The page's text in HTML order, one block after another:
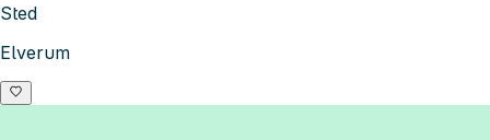
Sted
Elverum